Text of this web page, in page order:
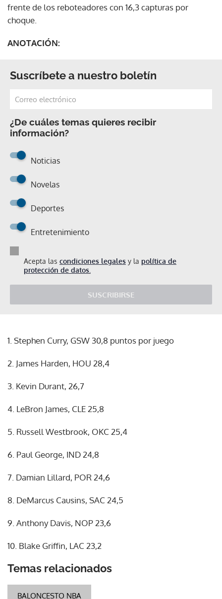
frente de los reboteadores con 16,3 capturas por
choque.
ANOTACIÓN:
Suscríbete a nuestro boletín
¿De cuáles temas quieres recibir
información?
Noticias
Novelas
Deportes
Entretenimiento
Acepta las condiciones legales y la política de
protección de datos.
SUSCRIBIRSE
1. Stephen Curry, GSW 30,8 puntos por juego
2. James Harden, HOU 28,4
3. Kevin Durant, 26,7
4. LeBron James, CLE 25,8
5. Russell Westbrook, OKC 25,4
6. Paul George, IND 24,8
7. Damian Lillard, POR 24,6
8. DeMarcus Causins, SAC 24,5
9. Anthony Davis, NOP 23,6
10. Blake Griffin, LAC 23,2
Temas relacionados
BALONCESTO NBA